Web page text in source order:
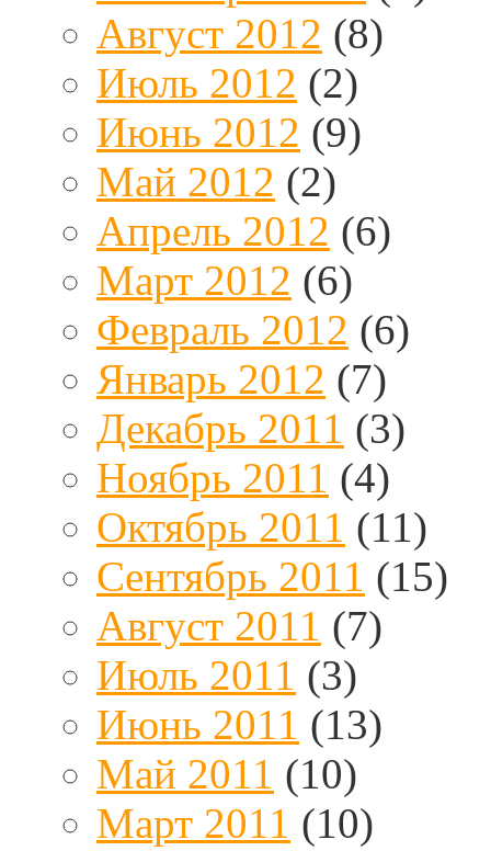
Август 2012 (8)
Июль 2012 (2)
Июнь 2012 (9)
Май 2012 (2)
Апрель 2012 (6)
Март 2012 (6)
Февраль 2012 (6)
Январь 2012 (7)
Декабрь 2011 (3)
Ноябрь 2011 (4)
Октябрь 2011 (11)
Сентябрь 2011 (15)
Август 2011 (7)
Июль 2011 (3)
Июнь 2011 (13)
Май 2011 (10)
Март 2011 (10)